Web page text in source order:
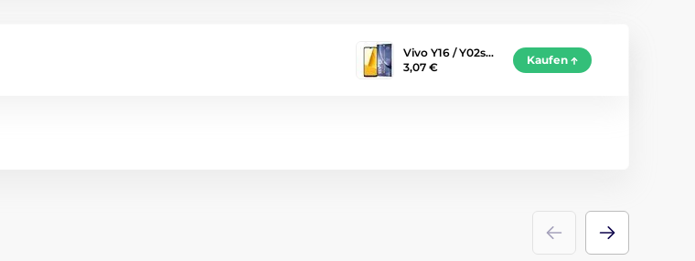
Vivo Y16 / Y02s…
3,07 €
Kaufen